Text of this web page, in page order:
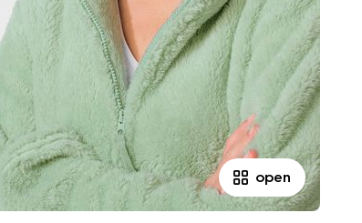
open